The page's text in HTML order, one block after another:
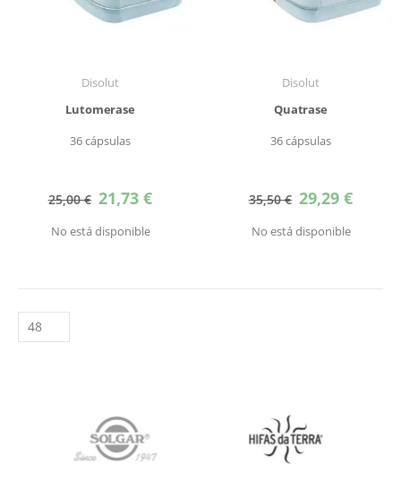
Disolut
Lutomerase
36 cápsulas
25,00 € Precio
especial
21,73 €
No está disponible
Disolut
Quatrase
36 cápsulas
35,50 € Precio
especial
29,29 €
No está disponible